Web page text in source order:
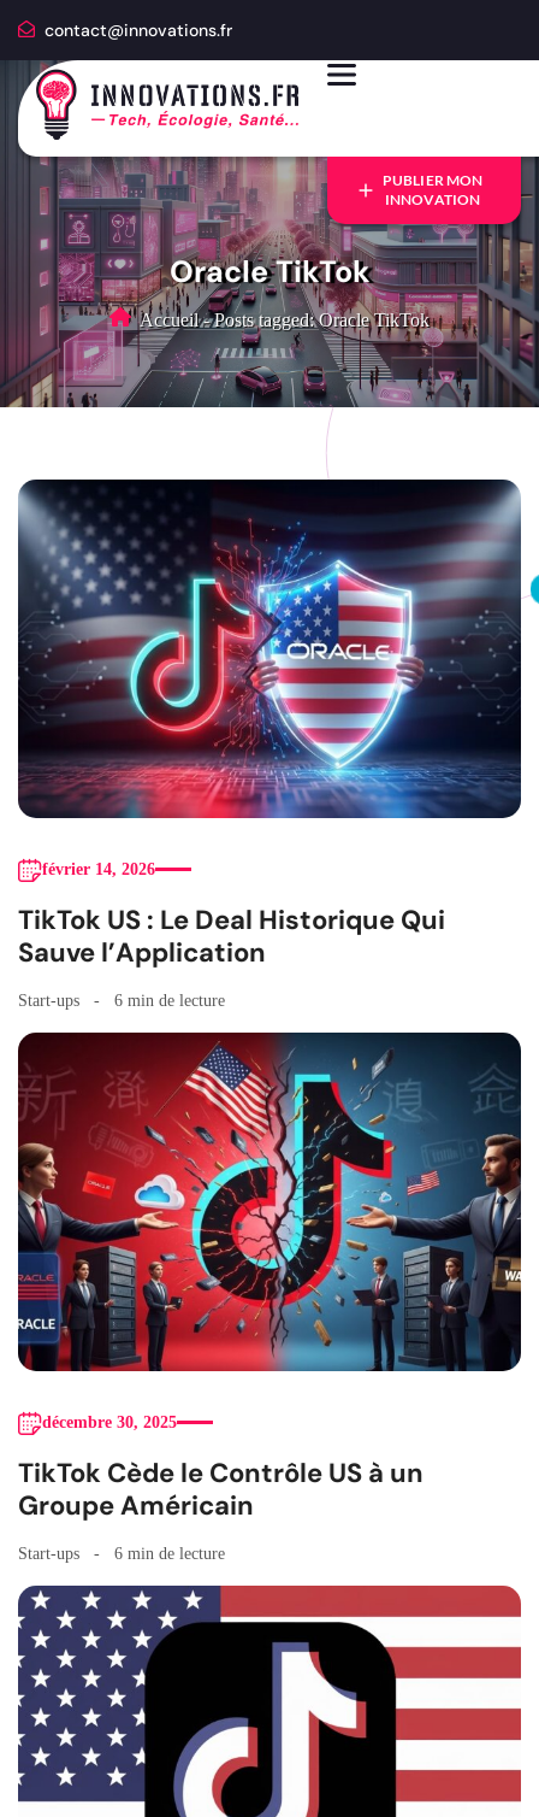
contact@innovations.fr
PUBLIER MON
INNOVATION
Oracle TikTok
Accueil - Posts tagged: Oracle TikTok
février 14, 2026
TikTok US : Le Deal Historique Qui
Sauve l’Application
Start-ups 6 min de lecture
décembre 30, 2025
TikTok Cède le Contrôle US à un
Groupe Américain
Start-ups 6 min de lecture